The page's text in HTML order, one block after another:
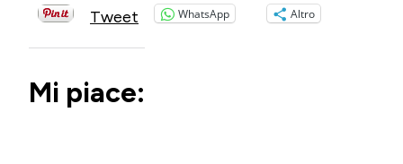
Tweet WhatsApp Altro
Mi piace: